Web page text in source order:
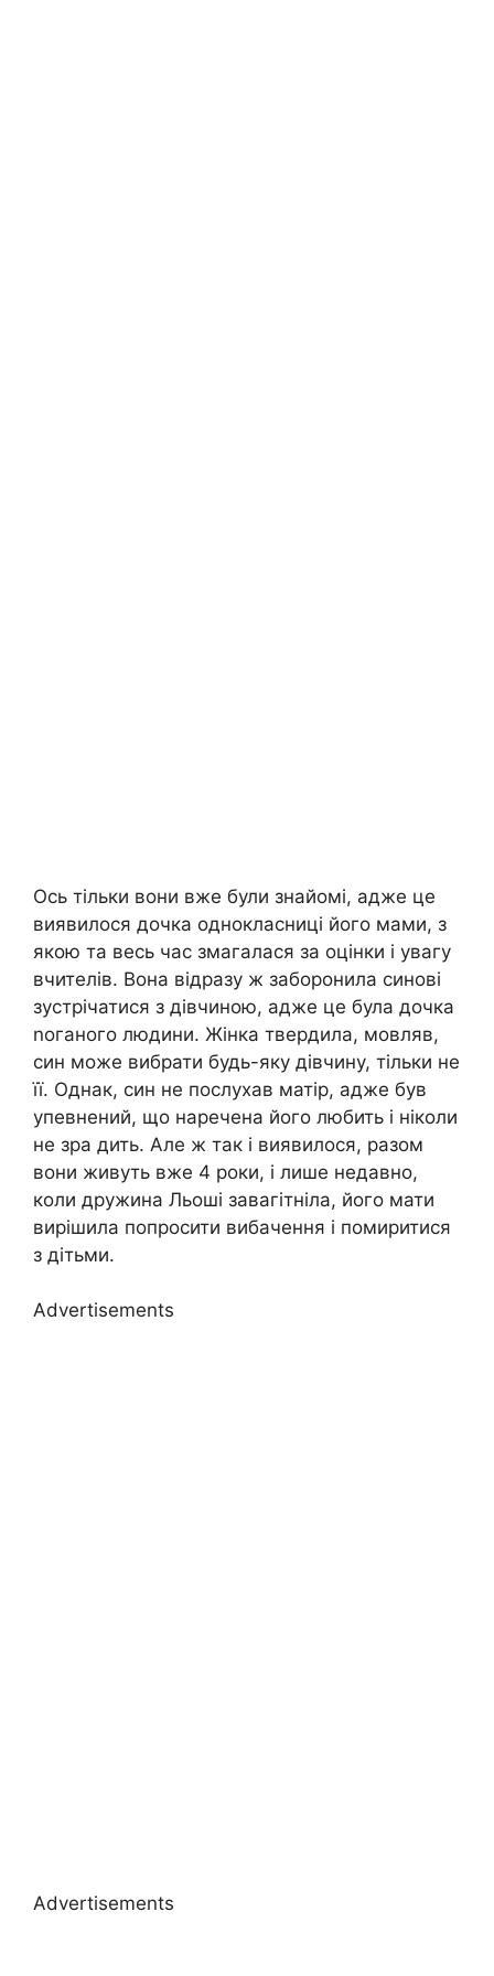
Ось тільки вони вже були знайомі, адже це
виявилося дочка однокласниці його мами, з
якою та весь час змагалася за оцінки і увагу
вчителів. Вона відразу ж заборонила синові
зустрічатися з дівчиною, адже це була дочка
nоганого людини. Жінка твердила, мовляв,
син може вибрати будь-яку дівчину, тільки не
її. Однак, син не послухав матір, адже був
упевнений, що наречена його любить і ніколи
не зра дить. Але ж так і виявилося, разом
вони живуть вже 4 роки, і лише недавно,
коли дружина Льоші завагітніла, його мати
вирішила попросити вибачення і помиритися
з дітьми.
Advertisements
Advertisements